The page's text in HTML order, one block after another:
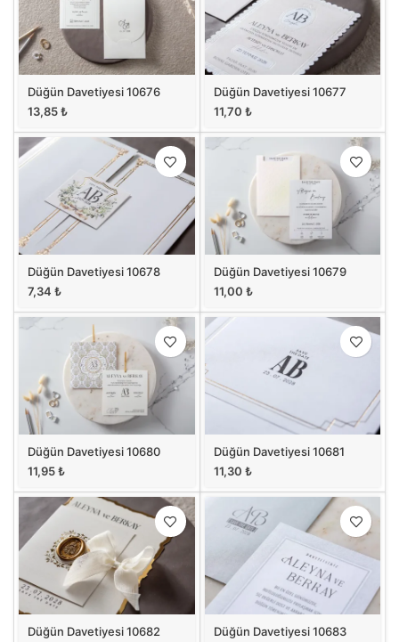
Düğün Davetiyesi 10676
13,85₺
Düğün Davetiyesi 10677
11,70 ₺
Düğün Davetiyesi 10678
7,34 ₺
Düğün Davetiyesi 10679
11,00 ₺
Düğün Davetiyesi 10680
11,95₺
Düğün Davetiyesi 10681
11,30 ₺
Düğün Davetiyesi 10682
Düğün Davetiyesi 10683